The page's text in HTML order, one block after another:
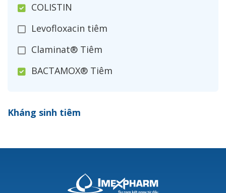
COLISTIN
Levofloxacin tiêm
Claminat® Tiêm
BACTAMOX® Tiêm
Ceftizoxim®
Kháng sinh tiêm